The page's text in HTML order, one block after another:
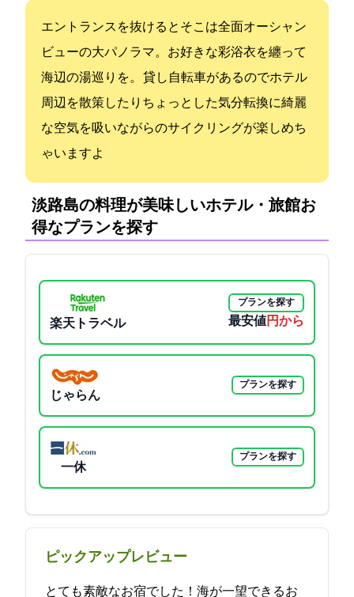
エントランスを抜けるとそこは全面オーシャン
ビューの大パノラマ。お好きな彩浴衣を纏って
海辺の湯巡りを。 貸し自転車があるのでホテル
周辺を散策したりちょっとした気分転換に綺麗
な空気を吸いながらのサイクリングが楽しめち
ゃいますよ
淡路島の料理が美味しいホテル・旅館:お
得なプランを探す
楽天トラベル
プランを探す
最安値13750円から
じゃらん
プランを探す
一休
プランを探す
ピックアップレビュー
とても素敵なお宿でした！海が一望できるお